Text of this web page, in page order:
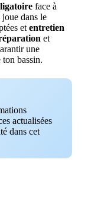
face à
joue dans le
et entretien
et
une
ton bassin.
actualisées
dans cet